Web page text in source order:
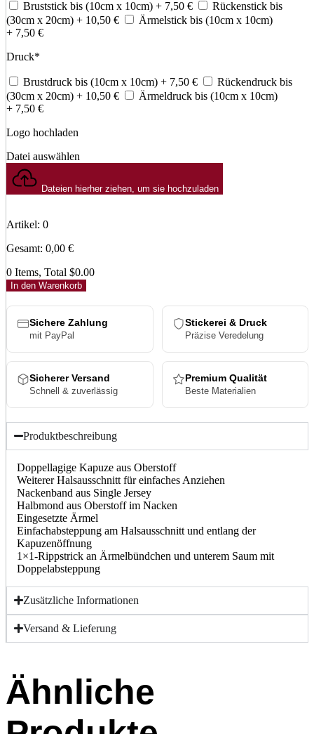
Bruststick bis (10cm x 10cm) + 7,50 €
Rückenstick bis
(30cm x 20cm) + 10,50 €
Ärmelstick bis (10cm x 10cm)
+ 7,50 €
Druck*
Brustdruck bis (10cm x 10cm) + 7,50 €
Rückendruck bis
(30cm x 20cm) + 10,50 €
Ärmeldruck bis (10cm x 10cm)
+ 7,50 €
Logo hochladen
Datei auswählen
Dateien hierher ziehen, um sie hochzuladen
Artikel: 0
Gesamt: 0,00 €
0 Items, Total $0.00
In den Warenkorb
Sichere Zahlung
mit PayPal
Stickerei & Druck
Präzise Veredelung
Sicherer Versand
Schnell & zuverlässig
Premium Qualität
Beste Materialien
Produktbeschreibung
Doppellagige Kapuze aus Oberstoff
Weiterer Halsausschnitt für einfaches Anziehen
Nackenband aus Single Jersey
Halbmond aus Oberstoff im Nacken
Eingesetzte Ärmel
Einfachabsteppung am Halsausschnitt und entlang der
Kapuzenöffnung
1×1-Rippstrick an Ärmelbündchen und unterem Saum mit
Doppelabsteppung
Zusätzliche Informationen
Versand & Lieferung
Ähnliche